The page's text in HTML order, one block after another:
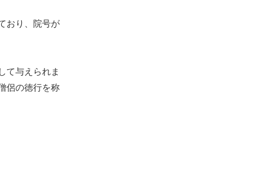
おり、院号が
て与えられま
侶の徳行を称